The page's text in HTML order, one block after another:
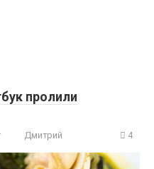
пролили
Дмитрий 4